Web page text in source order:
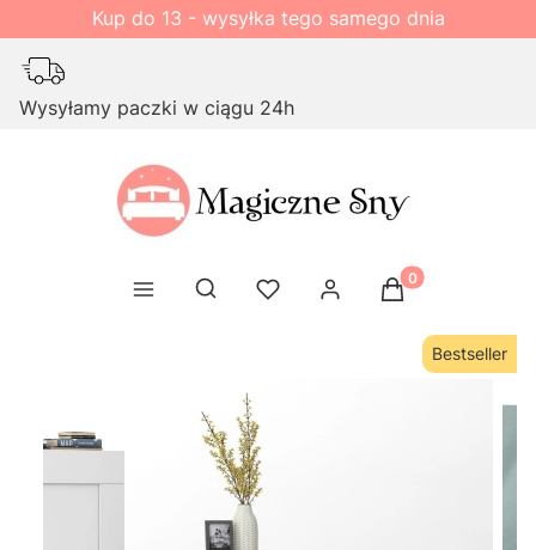
Kup do 13 - wysyłka tego samego dnia
Wysyłamy paczki w ciągu 24h
Otwórz wyszukiwarkę Produkty w
Bestseller